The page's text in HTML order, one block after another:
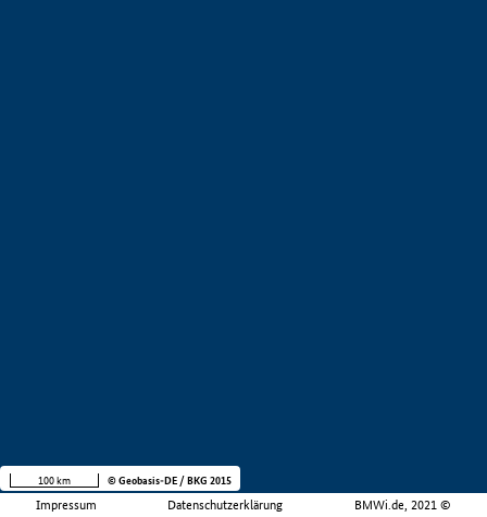
Impressum Datenschutzerklärung BMWi.de, 2021 ©
100 km © Geobasis-DE / BKG 2015